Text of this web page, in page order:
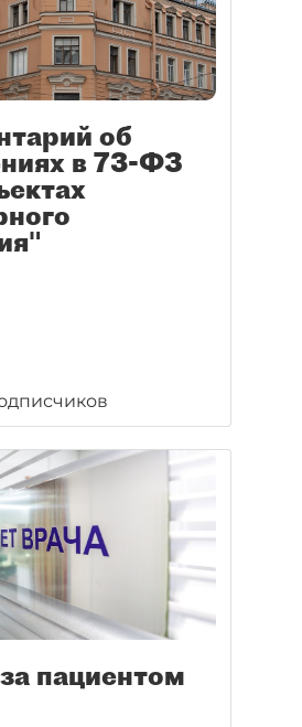
об
в 73-ФЗ
пациентом